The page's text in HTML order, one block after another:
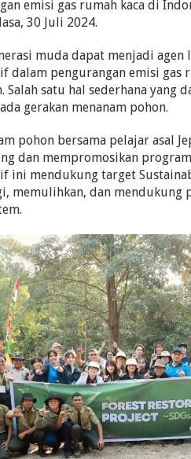
emisi gas rumah kaca di
30 Juli 2024.
muda dapat menjadi
dalam pengurangan emisi gas
Salah satu hal sederhana yang
gerakan menanam pohon.
pohon bersama pelajar asal
dan mempromosikan
ini mendukung target
memulihkan, dan mendukung